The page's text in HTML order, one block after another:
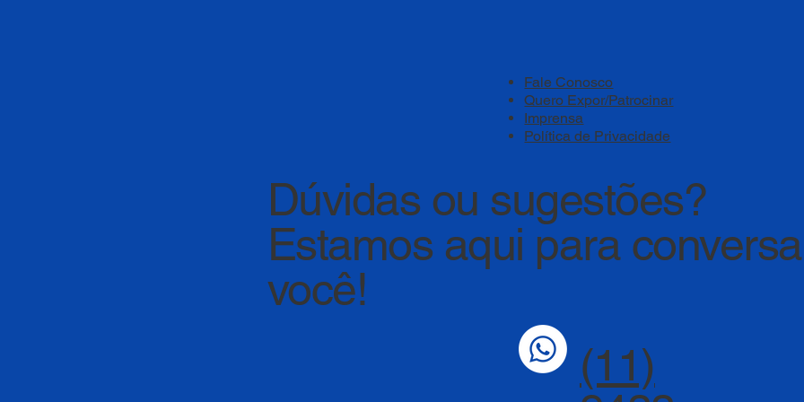
Fale Conosco
Quero Expor/Patrocinar
Imprensa
Política de Privacidade
Dúvidas ou sugestões?
Estamos aqui para
você!
(11)